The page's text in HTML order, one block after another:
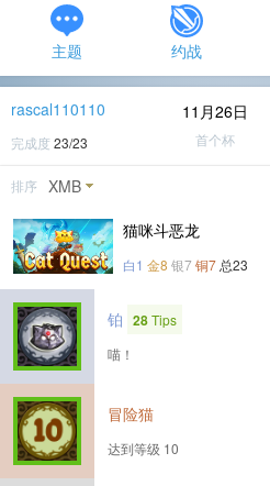
主题 约战
rascal110110
完成度 23/23
11月26日
首个杯
排序 XMB
猫咪斗恶龙
白1 金8 银7 铜7 总23
铂 28Tips
喵！
冒险猫
达到等级 10